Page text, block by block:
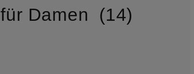
für Damen 14